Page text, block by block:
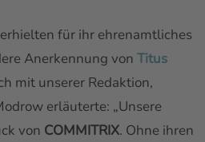
für ihr ehrenamtliches
Anerkennung von Titus
mit unserer Redaktion,
erläuterte: „Unsere
von COMMITRIX. Ohne ihren